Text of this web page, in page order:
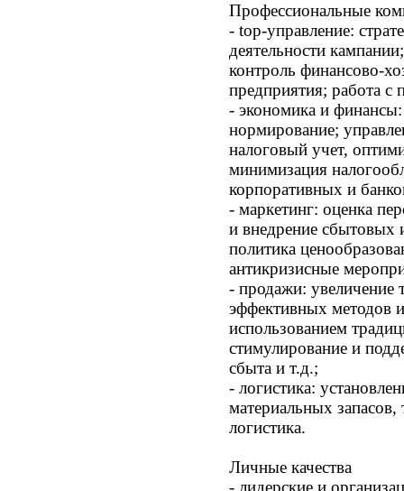
Профессиональные
- top-управление:
деятельности
контроль финансово-
предприятия; работа с
- экономика и
нормирование;
налоговый учет,
минимизация
корпоративных и
- маркетинг: оценка
и внедрение сбытовых
политика
антикризисные
- продажи: увеличение
эффективных методов
использованием
стимулирование и
сбыта и т.д.;
- логистика:
материальных запасов,
логистика.
Личные качества
- лидерские и